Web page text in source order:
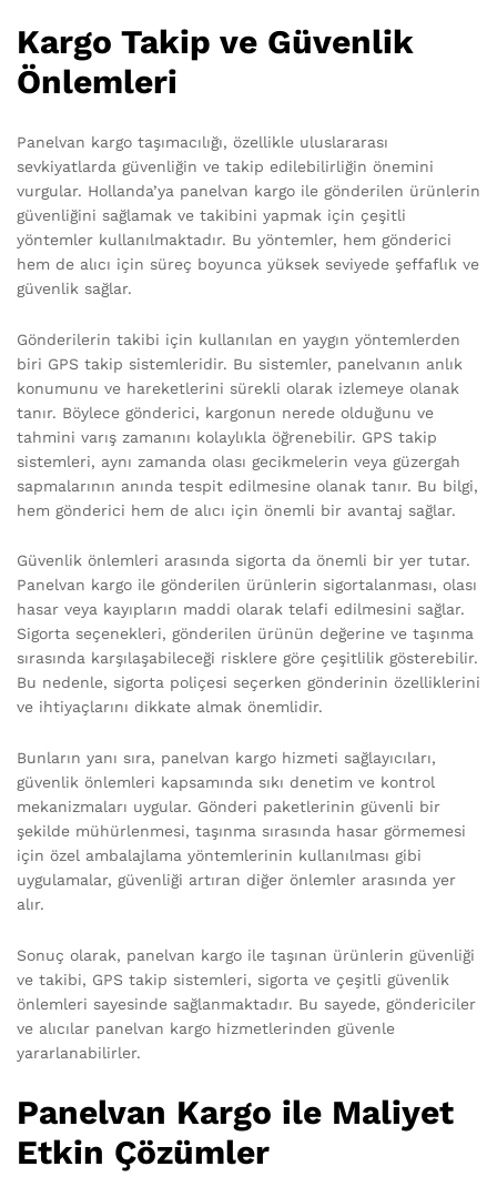
Kargo Takip ve Güvenlik
Önlemleri
Panelvan kargo taşımacılığı, özellikle uluslararası
sevkiyatlarda güvenliğin ve takip edilebilirliğin önemini
vurgular. Hollanda’ya panelvan kargo ile gönderilen ürünlerin
güvenliğini sağlamak ve takibini yapmak için çeşitli
yöntemler kullanılmaktadır. Bu yöntemler, hem gönderici
hem de alıcı için süreç boyunca yüksek seviyede şeffaflık ve
güvenlik sağlar.
Gönderilerin takibi için kullanılan en yaygın yöntemlerden
biri GPS takip sistemleridir. Bu sistemler, panelvanın anlık
konumunu ve hareketlerini sürekli olarak izlemeye olanak
tanır. Böylece gönderici, kargonun nerede olduğunu ve
tahmini varış zamanını kolaylıkla öğrenebilir. GPS takip
sistemleri, aynı zamanda olası gecikmelerin veya güzergah
sapmalarının anında tespit edilmesine olanak tanır. Bu bilgi,
hem gönderici hem de alıcı için önemli bir avantaj sağlar.
Güvenlik önlemleri arasında sigorta da önemli bir yer tutar.
Panelvan kargo ile gönderilen ürünlerin sigortalanması, olası
hasar veya kayıpların maddi olarak telafi edilmesini sağlar.
Sigorta seçenekleri, gönderilen ürünün değerine ve taşınma
sırasında karşılaşabileceği risklere göre çeşitlilik gösterebilir.
Bu nedenle, sigorta poliçesi seçerken gönderinin özelliklerini
ve ihtiyaçlarını dikkate almak önemlidir.
Bunların yanı sıra, panelvan kargo hizmeti sağlayıcıları,
güvenlik önlemleri kapsamında sıkı denetim ve kontrol
mekanizmaları uygular. Gönderi paketlerinin güvenli bir
şekilde mühürlenmesi, taşınma sırasında hasar görmemesi
için özel ambalajlama yöntemlerinin kullanılması gibi
uygulamalar, güvenliği artıran diğer önlemler arasında yer
alır.
Sonuç olarak, panelvan kargo ile taşınan ürünlerin güvenliği
ve takibi, GPS takip sistemleri, sigorta ve çeşitli güvenlik
önlemleri sayesinde sağlanmaktadır. Bu sayede, göndericiler
ve alıcılar panelvan kargo hizmetlerinden güvenle
yararlanabilirler.
Panelvan Kargo ile Maliyet
Etkin Çözümler